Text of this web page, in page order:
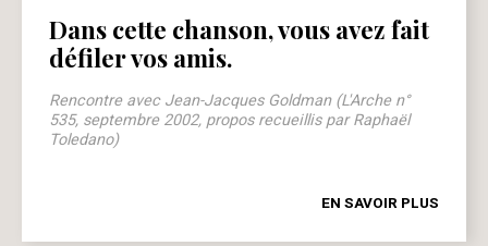
Dans cette chanson, vous avez fait
défiler vos amis.
Rencontre avec Jean-Jacques Goldman (L'Arche n°
535, septembre 2002, propos recueillis par Raphaël
Toledano)
EN SAVOIR PLUS